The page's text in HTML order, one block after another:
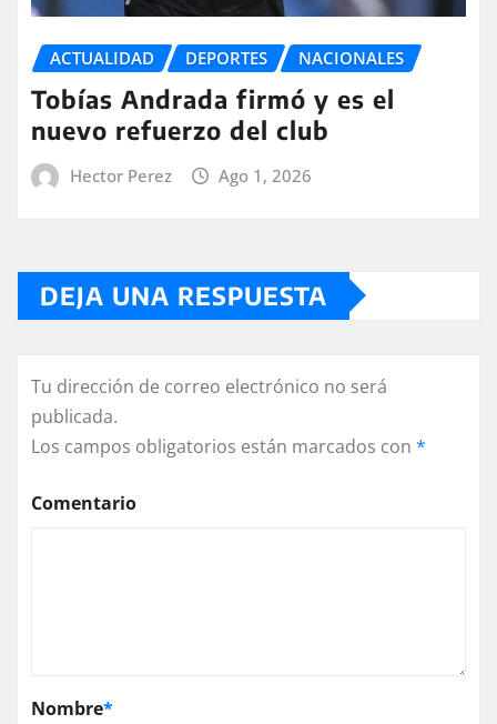
ACTUALIDAD DEPORTES NACIONALES
Tobías Andrada firmó y es el
nuevo refuerzo del club
Hector Perez Ago 1, 2026
DEJA UNA RESPUESTA
Tu dirección de correo electrónico no será
publicada.
Los campos obligatorios están marcados con *
Comentario
Nombre*